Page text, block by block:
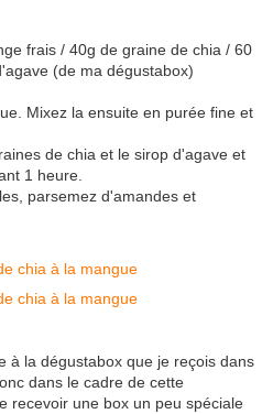
frais / 40g de graine de chia / 60
(de ma dégustabox)
Mixez la ensuite en purée fine et
de chia et le sirop d'agave et
1 heure.
parsemez d'amandes et
à la dégustabox que je reçois dans
dans le cadre de cette
recevoir une box un peu spéciale